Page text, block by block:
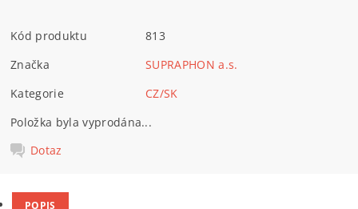
Kód produktu
813
Značka
SUPRAPHON a.s.
Kategorie
CZ/SK
Položka byla vyprodána...
Dotaz
POPIS